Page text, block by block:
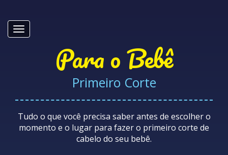
Para o Bebê
Primeiro Corte
Tudo o que você precisa saber antes de escolher o
momento e o lugar para fazer o primeiro corte de
cabelo do seu bebê.